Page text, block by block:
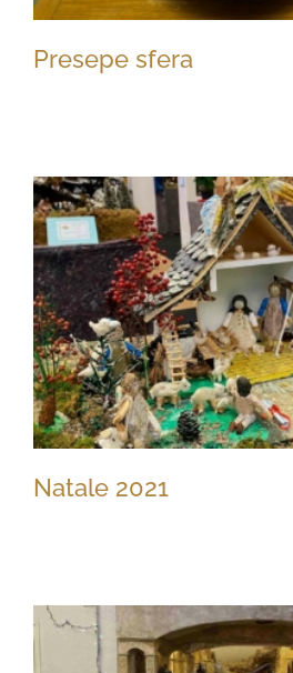
Presepe
Presepe sfera
Natale
Natale 2021